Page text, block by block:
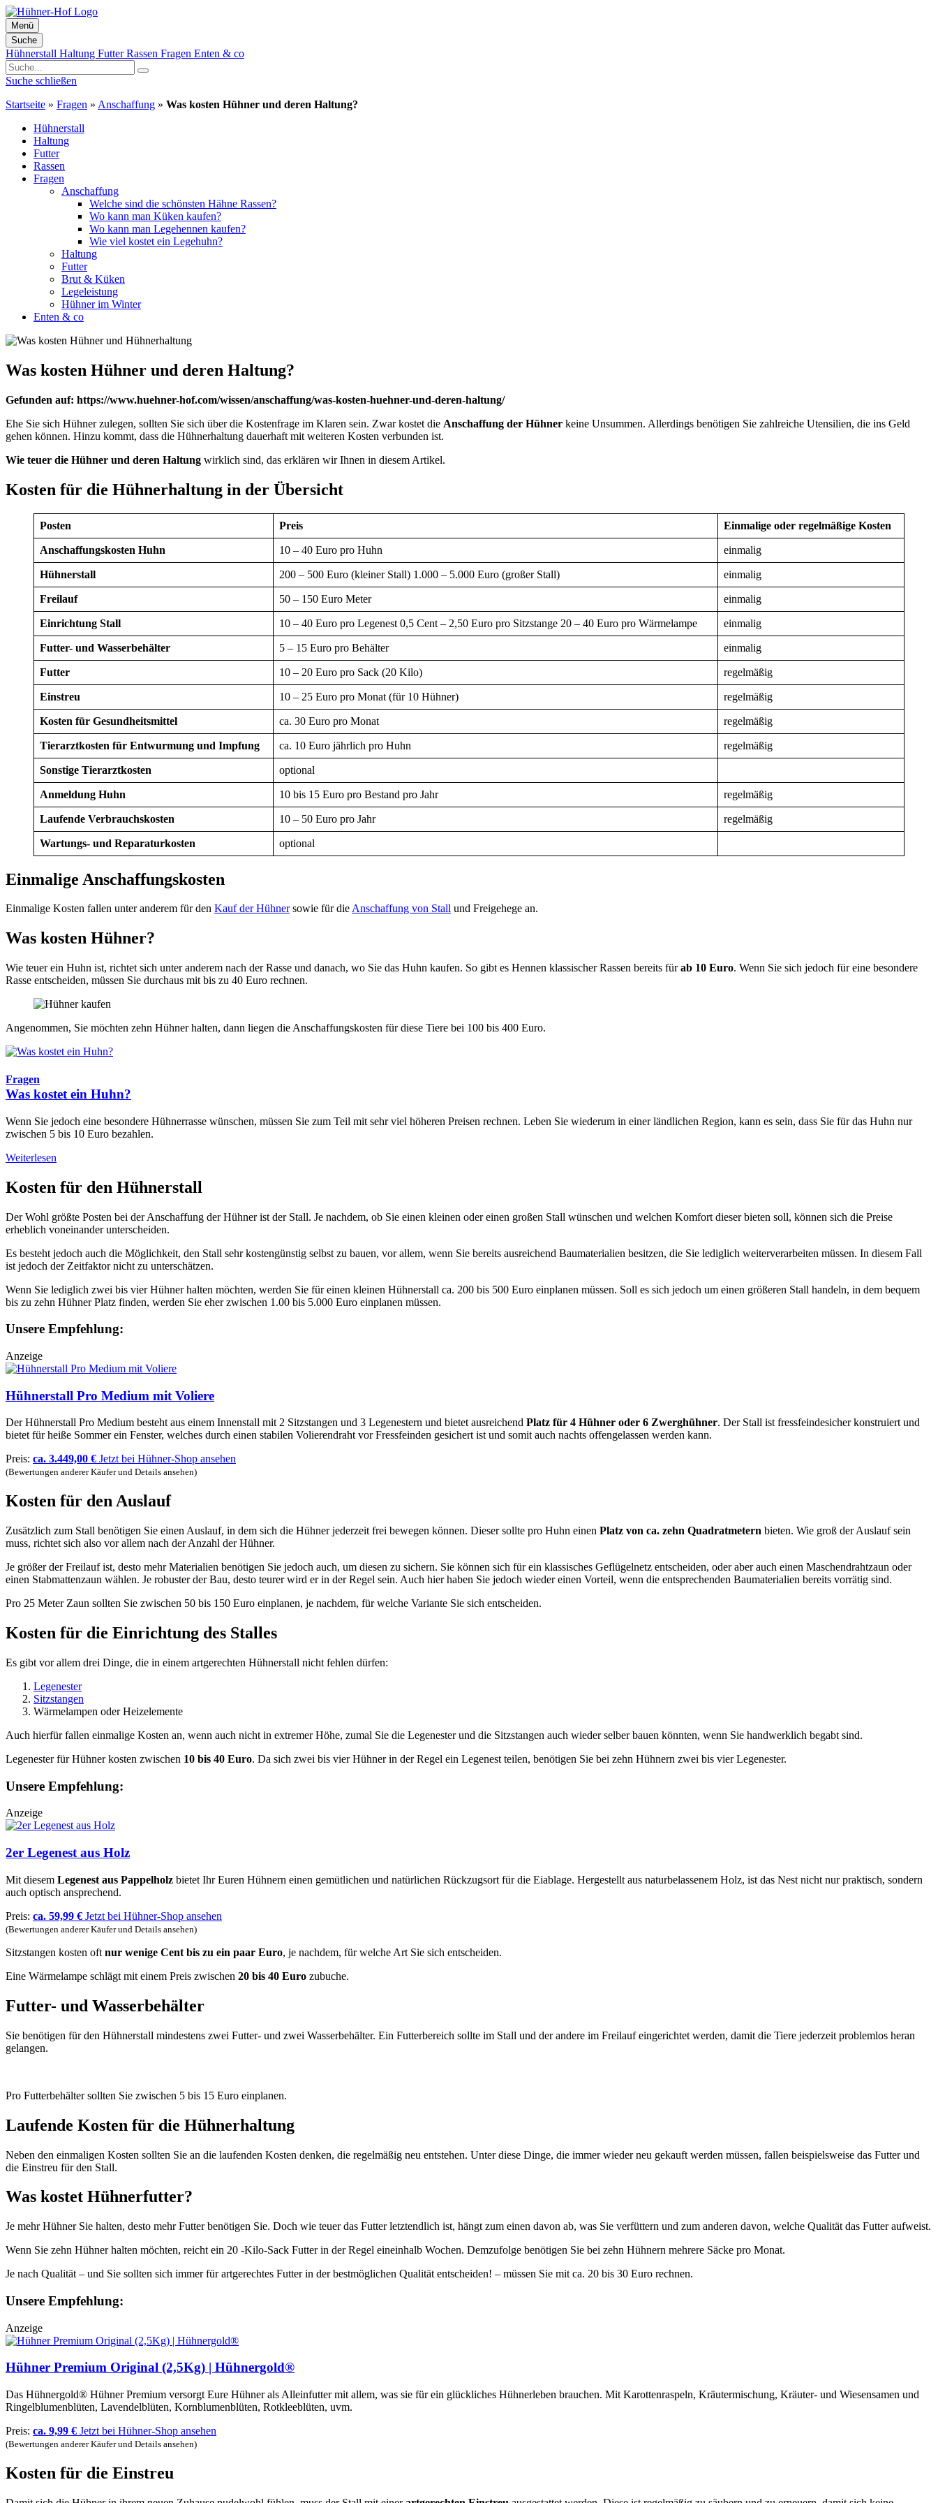
Menü
Suche
Zum
Inhalt
springen
Hühnerstall Haltung FutterRassen Fragen Enten & co
Suche schließen
Startseite » Fragen » Anschaffung » Was kosten Hühner und deren Haltung?
Hühnerstall
Haltung
Futter
Rassen
Fragen
Anschaffung
Welche sind die schönsten Hähne Rassen?
Wo kann man Küken kaufen?
Wo kann man Legehennen kaufen?
Wie viel kostet ein Legehuhn?
Haltung
Futter
Brut & Küken
Legeleistung
Hühner im Winter
Enten & co
Was kosten Hühner und deren Haltung?
Gefunden auf: https://www.huehner-hof.com/wissen/anschaffung/was-kosten-huehner-und-deren-haltung/
Ehe Sie sich Hühner zulegen, sollten Sie sich über die Kostenfrage im Klaren sein. Zwar kostet die Anschaffung der Hühner keine Unsummen. Allerdings benötigen Sie zahlreiche Utensilien, die ins Geld
gehen können. Hinzu kommt, dass die Hühnerhaltung dauerhaft mit weiteren Kosten verbunden ist.
Wie teuer die Hühner und deren Haltung wirklich sind, das erklären wir Ihnen in diesem Artikel.
Kosten für die Hühnerhaltung in der Übersicht
Posten Preis Einmalige oder regelmäßige Kosten
Anschaffungskosten Huhn 10 – 40 Euro pro Huhn einmalig
Hühnerstall 200 – 500 Euro (kleiner Stall) 1.000 – 5.000 Euro (großer Stall) einmalig
Freilauf 50 – 150 Euro Meter einmalig
Einrichtung Stall 10 – 40 Euro pro Legenest 0,5 Cent – 2,50 Euro pro Sitzstange 20 – 40 Euro pro Wärmelampe einmalig
Futter- und Wasserbehälter 5 – 15 Euro pro Behälter einmalig
Futter 10 – 20 Euro pro Sack (20 Kilo) regelmäßig
Einstreu 10 – 25 Euro pro Monat (für 10 Hühner) regelmäßig
Kosten für Gesundheitsmittel ca. 30 Euro pro Monat regelmäßig
Tierarztkosten für Entwurmung und Impfung ca. 10 Euro jährlich pro Huhn regelmäßig
Sonstige Tierarztkosten optional
Anmeldung Huhn 10 bis 15 Euro pro Bestand pro Jahr regelmäßig
Laufende Verbrauchskosten 10 – 50 Euro pro Jahr regelmäßig
Wartungs- und Reparaturkosten optional
Einmalige Anschaffungskosten
Einmalige Kosten fallen unter anderem für den Kauf der Hühnersowie für dieAnschaffung von Stall und Freigehege an.
Was kosten Hühner?
Wie teuer ein Huhn ist, richtet sich unter anderem nach der Rasse und danach, wo Sie das Huhn kaufen. So gibt es Hennen klassischer Rassen bereits fürab 10 Euro. Wenn Sie sich jedoch für eine besondere
Rasse entscheiden, müssen Sie durchaus mit bis zu 40 Euro rechnen.
Angenommen, Sie möchten zehn Hühner halten, dann liegen die Anschaffungskosten für diese Tiere bei 100 bis 400 Euro.
Fragen
Was kostet ein Huhn?
Wenn Sie jedoch eine besondere Hühnerrasse wünschen, müssen Sie zum Teil mit sehr viel höheren Preisen rechnen. Leben Sie wiederum in einer ländlichen Region, kann es sein, dass Sie für das Huhn nur
zwischen 5 bis 10 Euro bezahlen.
Weiterlesen
Kosten für den Hühnerstall
Der Wohl größte Posten bei der Anschaffung der Hühner ist der Stall. Je nachdem, ob Sie einen kleinen oder einen großen Stall wünschen und welchen Komfort dieser bieten soll, können sich die Preise
erheblich voneinander unterscheiden.
Es besteht jedoch auch die Möglichkeit, den Stall sehr kostengünstig selbst zu bauen, vor allem, wenn Sie bereits ausreichend Baumaterialien besitzen, die Sie lediglich weiterverarbeiten müssen. In diesem Fall
ist jedoch der Zeitfaktor nicht zu unterschätzen.
Wenn Sie lediglich zwei bis vier Hühner halten möchten, werden Sie für einen kleinen Hühnerstall ca. 200 bis 500 Euro einplanen müssen. Soll es sich jedoch um einen größeren Stall handeln, in dem bequem
bis zu zehn Hühner Platz finden, werden Sie eher zwischen 1.00 bis 5.000 Euro einplanen müssen.
Unsere Empfehlung:
Anzeige
Hühnerstall Pro Medium mit Voliere
Der Hühnerstall Pro Medium besteht aus einem Innenstall mit 2 Sitzstangen und 3 Legenestern und bietet ausreichend Platz für 4 Hühner oder 6 Zwerghühner. Der Stall ist fressfeindesicher konstruiert und
bietet für heiße Sommer ein Fenster, welches durch einen stabilen Volierendraht vor Fressfeinden gesichert ist und somit auch nachts offengelassen werden kann.
Preis: ca. 3.449,00 € Jetzt bei Hühner-Shop ansehen
(Bewertungen anderer Käufer und Details ansehen)
Kosten für den Auslauf
Zusätzlich zum Stall benötigen Sie einen Auslauf, in dem sich die Hühner jederzeit frei bewegen können. Dieser sollte pro Huhn einen Platz von ca. zehn Quadratmetern bieten. Wie groß der Auslauf sein
muss, richtet sich also vor allem nach der Anzahl der Hühner.
Je größer der Freilauf ist, desto mehr Materialien benötigen Sie jedoch auch, um diesen zu sichern. Sie können sich für ein klassisches Geflügelnetz entscheiden, oder aber auch einen Maschendrahtzaun oder
einen Stabmattenzaun wählen. Je robuster der Bau, desto teurer wird er in der Regel sein. Auch hier haben Sie jedoch wieder einen Vorteil, wenn die entsprechenden Baumaterialien bereits vorrätig sind.
Pro 25 Meter Zaun sollten Sie zwischen 50 bis 150 Euro einplanen, je nachdem, für welche Variante Sie sich entscheiden.
Kosten für die Einrichtung des Stalles
Es gibt vor allem drei Dinge, die in einem artgerechten Hühnerstall nicht fehlen dürfen:
Legenester
Sitzstangen
Wärmelampen oder Heizelemente
Auch hierfür fallen einmalige Kosten an, wenn auch nicht in extremer Höhe, zumal Sie die Legenester und die Sitzstangen auch wieder selber bauen könnten, wenn Sie handwerklich begabt sind.
Legenester für Hühner kosten zwischen 10 bis 40 Euro. Da sich zwei bis vier Hühner in der Regel ein Legenest teilen, benötigen Sie bei zehn Hühnern zwei bis vier Legenester.
Unsere Empfehlung:
Anzeige
2er Legenest aus Holz
Mit diesem Legenest aus Pappelholz bietet Ihr Euren Hühnern einen gemütlichen und natürlichen Rückzugsort für die Eiablage. Hergestellt aus naturbelassenem Holz, ist das Nest nicht nur praktisch, sondern
auch optisch ansprechend.
Preis: ca. 59,99 € Jetzt bei Hühner-Shop ansehen
(Bewertungen anderer Käufer und Details ansehen)
Sitzstangen kosten oft nur wenige Cent bis zu ein paar Euro, je nachdem, für welche Art Sie sich entscheiden.
Eine Wärmelampe schlägt mit einem Preis zwischen 20 bis 40 Euro zubuche.
Futter- und Wasserbehälter
Sie benötigen für den Hühnerstall mindestens zwei Futter- und zwei Wasserbehälter. Ein Futterbereich sollte im Stall und der andere im Freilauf eingerichtet werden, damit die Tiere jederzeit problemlos heran
gelangen.
Pro Futterbehälter sollten Sie zwischen 5 bis 15 Euro einplanen.
Laufende Kosten für die Hühnerhaltung
Neben den einmaligen Kosten sollten Sie an die laufenden Kosten denken, die regelmäßig neu entstehen. Unter diese Dinge, die immer wieder neu gekauft werden müssen, fallen beispielsweise das Futter und
die Einstreu für den Stall.
Was kostet Hühnerfutter?
Je mehr Hühner Sie halten, desto mehr Futter benötigen Sie. Doch wie teuer das Futter letztendlich ist, hängt zum einen davon ab, was Sie verfüttern und zum anderen davon, welche Qualität das Futter aufweist.
Wenn Sie zehn Hühner halten möchten, reicht ein 20 -Kilo-Sack Futter in der Regel eineinhalb Wochen. Demzufolge benötigen Sie bei zehn Hühnern mehrere Säcke pro Monat.
Je nach Qualität – und Sie sollten sich immer für artgerechtes Futter in der bestmöglichen Qualität entscheiden! – müssen Sie mit ca. 20 bis 30 Euro rechnen.
Unsere Empfehlung:
Anzeige
Hühner Premium Original (2,5Kg) | Hühnergold®
Das Hühnergold® Hühner Premium versorgt Eure Hühner als Alleinfutter mit allem, was sie für ein glückliches Hühnerleben brauchen. Mit Karottenraspeln, Kräutermischung, Kräuter- und Wiesensamen und
Ringelblumenblüten, Lavendelblüten, Kornblumenblüten, Rotkleeblüten, uvm.
Preis: ca. 9,99 € Jetzt bei Hühner-Shop ansehen
(Bewertungen anderer Käufer und Details ansehen)
Kosten für die Einstreu